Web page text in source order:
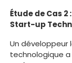
Étude de Cas
Start-up
Un développeur
technologique